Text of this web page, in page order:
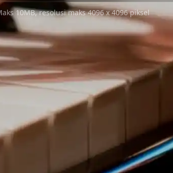
10MB, resolusi maks 4096 x 4096 piksel